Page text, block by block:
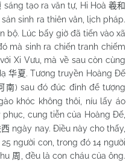
sáng tạo ra văn tự, Hi Hoà 羲和
sinh ra thiên văn, lịch pháp.
bộ. Lúc bấy giờ đã tiến vào xã
mà sinh ra chiến tranh chiếm
Xi Vưu, mà về sau còn cùng
华夏 . Tương truyền Hoàng Đế
南) sau đó đúc đỉnh để tượng
khóc không thôi, níu lấy áo
cung tiễn của Hoàng Đế,
西 ngày nay. Điều này cho thấy,
người con, trong đó 14 người
周
, đều là con cháu của ông.